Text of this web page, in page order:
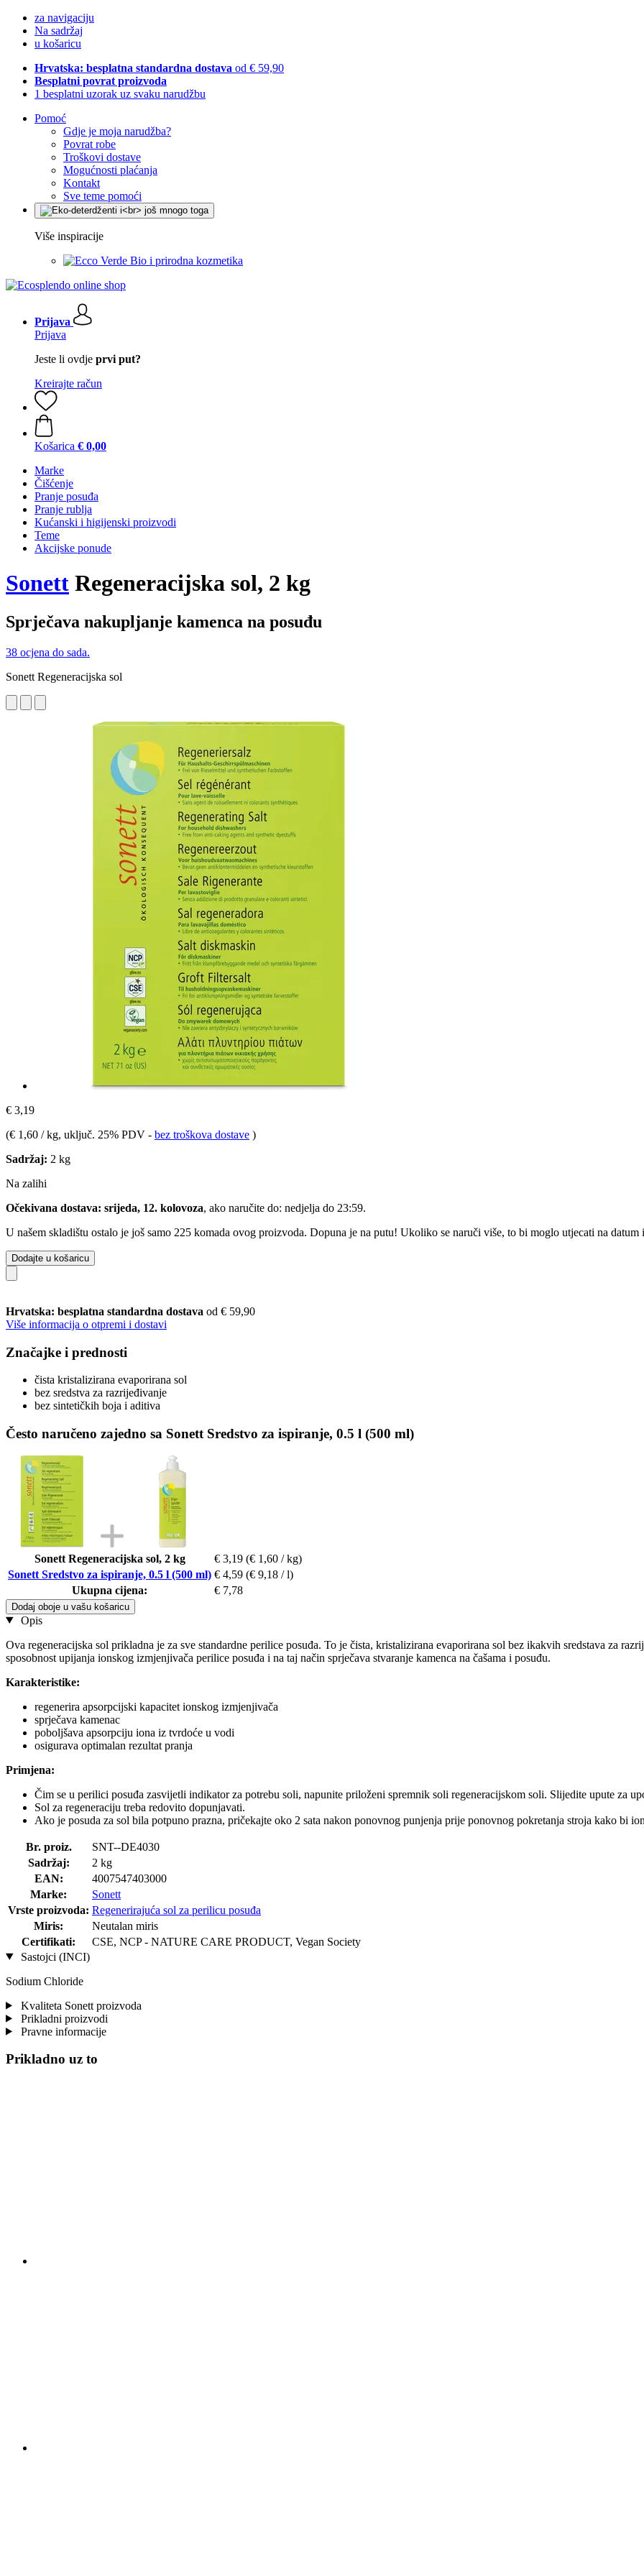
za navigaciju
Na sadržaj
u košaricu
Hrvatska: besplatna standardna dostava od € 59,90
Besplatni povrat proizvoda
1 besplatni uzorak uz svaku narudžbu
Pomoć
Gdje je moja narudžba?
Povrat robe
Troškovi dostave
Mogućnosti plaćanja
Kontakt
Sve teme pomoći
Više inspiracije
Bio i prirodna kozmetika
Prijava
Prijava
Jeste li ovdje prvi put?
Kreirajte račun
Košarica € 0,00
Marke
Čišćenje
Pranje posuđa
Pranje rublja
Kućanski i higijenski proizvodi
Teme
Akcijske ponude
Sonett Regeneracijska sol, 2 kg
Sprječava nakupljanje kamenca na posuđu
38 ocjena do sada.
Sonett Regeneracijska sol
€ 3,19
(€ 1,60 / kg, uključ. 25% PDV - bez troškova dostave )
Sadržaj: 2 kg
Na zalihi
Očekivana dostava: srijeda, 12. kolovoza, ako naručite do: nedjelja do 23:59.
U našem skladištu ostalo je još samo 225 komada ovog proizvoda. Dopuna je na putu! Ukoliko se naruči više, to bi moglo utjecati na datum
Dodajte u košaricu
Hrvatska: besplatna standardna dostava od € 59,90
Više informacija o otpremi i dostavi
Značajke i prednosti
čista kristalizirana evaporirana sol
bez sredstva za razrijeđivanje
bez sintetičkih boja i aditiva
Često naručeno zajedno sa Sonett Sredstvo za ispiranje, 0.5 l (500 ml)
Sonett Regeneracijska sol, 2 kg € 3,19 (€ 1,60 / kg)
Sonett Sredstvo za ispiranje, 0.5 l (500 ml) € 4,59 (€ 9,18 / l)
Ukupna cijena:
€ 7,78
Dodaj oboje u vašu košaricu
Opis
Ova regeneracijska sol prikladna je za sve standardne perilice posuđa. To je čista, kristalizirana evaporirana sol bez ikakvih sredstava za
sposobnost upijanja ionskog izmjenjivača perilice posuđa i na taj način sprječava stvaranje kamenca na čašama i posuđu.
Karakteristike:
regenerira apsorpcijski kapacitet ionskog izmjenjivača
sprječava kamenac
poboljšava apsorpciju iona iz tvrdoće u vodi
osigurava optimalan rezultat pranja
Primjena:
Čim se u perilici posuđa zasvijetli indikator za potrebu soli, napunite priloženi spremnik soli regeneracijskom soli. Slijedite upute za
Sol za regeneraciju treba redovito dopunjavati.
Ako je posuda za sol bila potpuno prazna, pričekajte oko 2 sata nakon ponovnog punjenja prije ponovnog pokretanja stroja kako bi
Br. proiz.
SNT--DE4030
Sadržaj:
2 kg
EAN:
4007547403000
Marke:
Sonett
Vrste proizvoda: Regenerirajuća sol za perilicu posuđa
Miris:
Neutalan miris
Certifikati:
CSE, NCP - NATURE CARE PRODUCT, Vegan Society
Sastojci (INCI)
Sodium Chloride
Kvaliteta Sonett proizvoda
Prikladni proizvodi
Pravne informacije
Prikladno uz to